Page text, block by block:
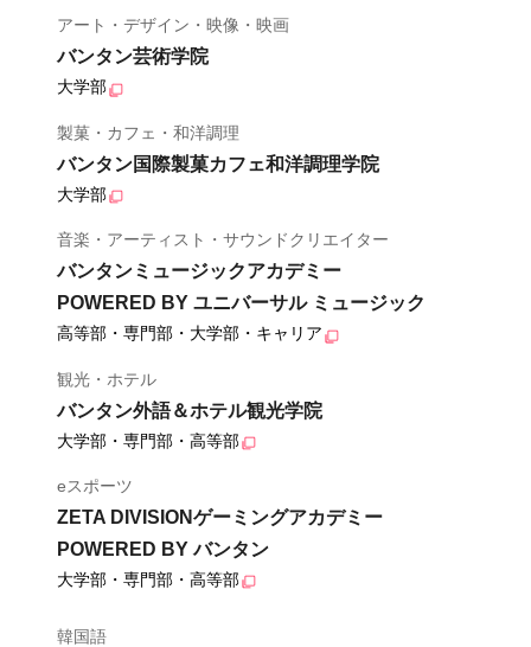
アート・デザイン・映像・映画
バンタン芸術学院
大学部
製菓・カフェ・和洋調理
バンタン国際製菓カフェ和洋調理学院
大学部
音楽・アーティスト・サウンドクリエイター
バンタンミュージックアカデミー
POWERED BY ユニバーサル ミュージック
高等部・専門部・大学部・キャリア
観光・ホテル
バンタン外語＆ホテル観光学院
大学部・専門部・高等部
eスポーツ
ZETA DIVISIONゲーミングアカデミー
POWERED BY バンタン
大学部・専門部・高等部
韓国語